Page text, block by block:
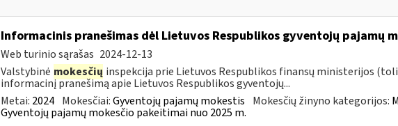
Informacinis pranešimas dėl Lietuvos Respublikos gyventojų pajamų
Web turinio sąrašas 2024-12-13
Valstybinė mokesčių inspekcija prie Lietuvos Respublikos finansų ministerijos
informacinį pranešimą apie Lietuvos Respublikos gyventojų...
Metai: 2024 Mokesčiai:Gyventojų pajamų mokestis Mokesčių žinyno kategorijos:
Gyventojų pajamų mokesčio pakeitimai nuo 2025 m.